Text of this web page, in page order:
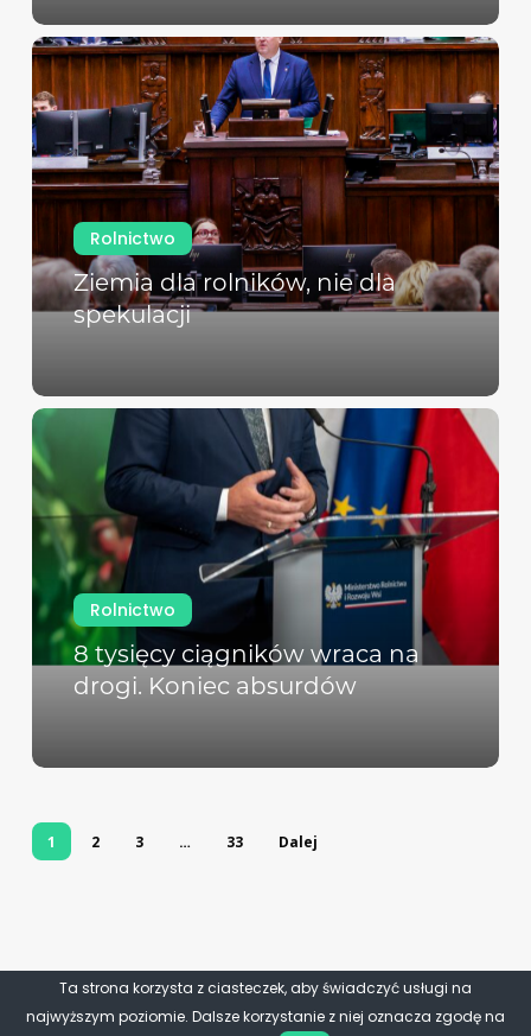
Rolnictwo
Ziemia dla rolników, nie dla
spekulacji
Rolnictwo
8 tysięcy ciągników wraca na
drogi. Koniec absurdów
1 2 3 … 33 Dalej
Ta strona korzysta z ciasteczek, aby świadczyć usługi na
najwyższym poziomie. Dalsze korzystanie z niej oznacza zgodę na